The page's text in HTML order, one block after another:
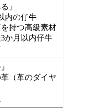
』
内の仔牛
持つ高級素材
か月以内仔牛
（革のダイヤ